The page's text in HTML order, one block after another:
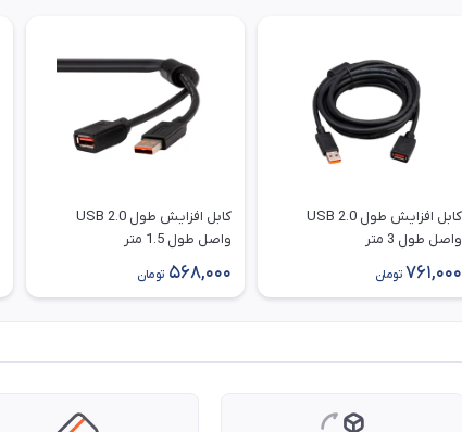
کابل افزایش طول 2.0 USB
واصل طول 3 متر
761,000 تومان
کابل افزایش طول 2.0 USB
واصل طول 1.5 متر
568,000 تومان